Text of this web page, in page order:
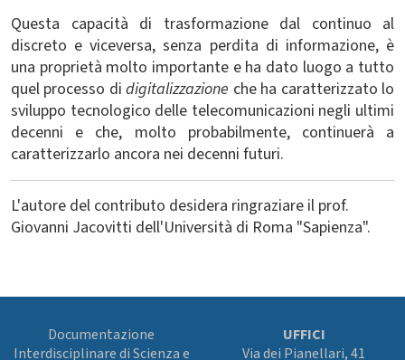
Questa capacità di trasformazione dal continuo al
discreto e viceversa, senza perdita di informazione, è
una proprietà molto importante e ha dato luogo a tutto
quel processo didigitalizzazione che ha caratterizzato lo
sviluppo tecnologico delle telecomunicazioni negli ultimi
decenni e che, molto probabilmente, continuerà a
caratterizzarlo ancora nei decenni futuri.
L'autore del contributo desidera ringraziare il prof.
Giovanni Jacovitti dell'Università di Roma "Sapienza".
Documentazione
Interdisciplinare di Scienza e
UFFICI
Via dei Pianellari, 41